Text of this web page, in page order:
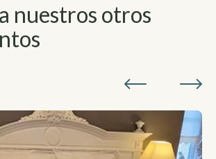
nuestros otros